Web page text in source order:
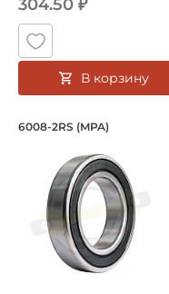
Способ фиксации на
Натяг
Сепаратор:
Смазка на весь срок
Страна происхождения:
Япония
304.50 ₽
В корзину
Подшипник
6008-2RS (MPA)